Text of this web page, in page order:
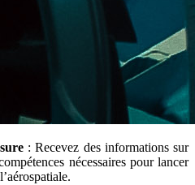
: Recevez des informations sur
nécessaires pour lancer